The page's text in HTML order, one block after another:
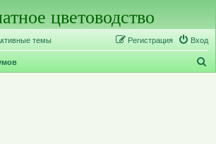
цветоводство
темы Вход
Регистрация